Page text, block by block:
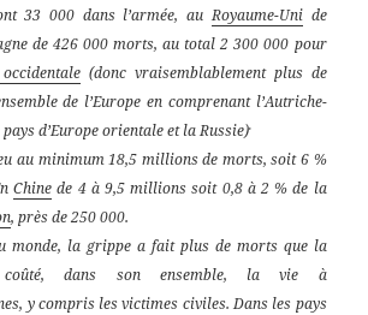
33 000 dans l’armée, au Royaume-Unide
de 426 000 morts, au total 2 300 000 pour
(donc vraisemblablement plus de
de l’Europe en comprenant l’Autriche-
d’Europe orientale et la Russie).
au minimum 18,5 millions de morts, soit 6 %
Chine de 4 à 9,5 millions soit 0,8 à 2 % de la
, près de 250 000.
monde, la grippe a fait plus de morts que la
dans son ensemble, la vie à
y compris les victimes civiles. Dans les pays